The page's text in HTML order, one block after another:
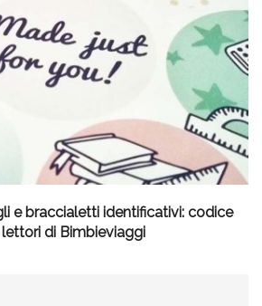
e braccialetti identificativi: codice
di Bimbieviaggi